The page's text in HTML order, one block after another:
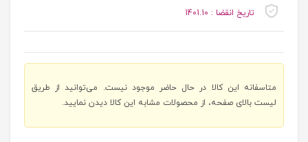
تاریخ انقضا : 1401.10
متاسفانه این کالا در حال حاضر موجود نیست. می‌توانید از طریق
لیست بالای صفحه، از محصولات مشابه این کالا دیدن نمایید.